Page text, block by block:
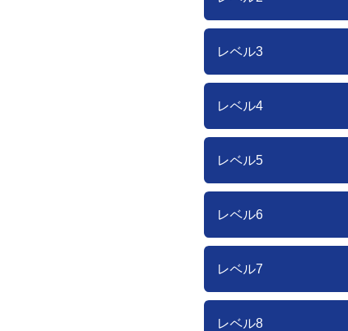
レベル3
レベル4
レベル5
レベル6
レベル7
レベル8